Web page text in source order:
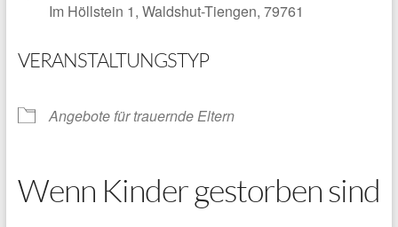
Im Höllstein 1, Waldshut-Tiengen, 79761
VERANSTALTUNGSTYP
Angebote für trauernde Eltern
Wenn Kinder gestorben sind